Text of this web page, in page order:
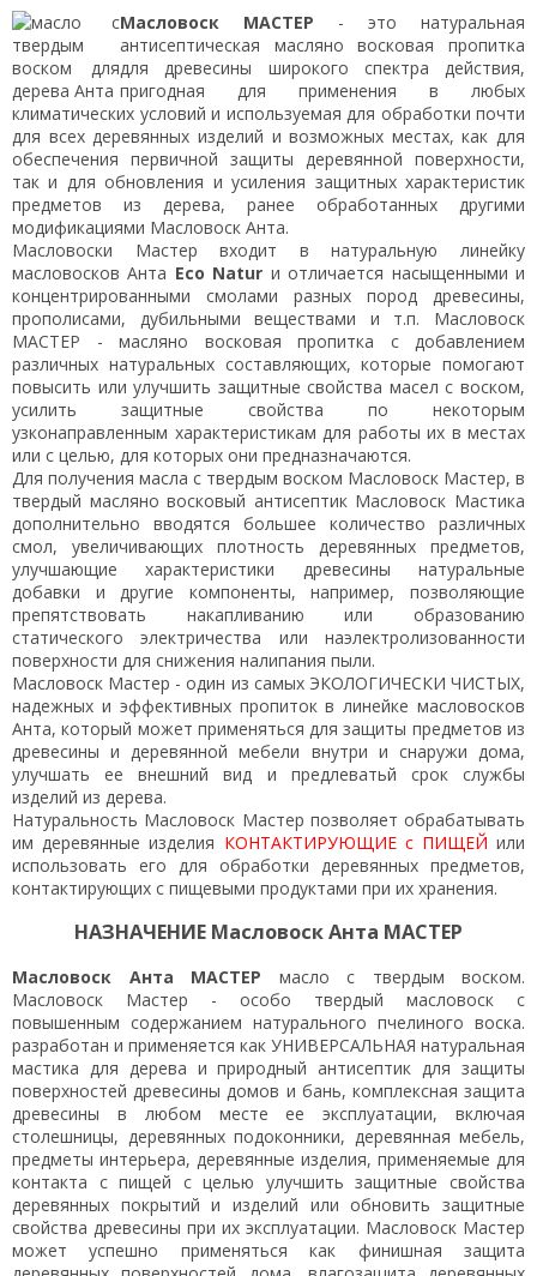
Масловоск МАСТЕР - это натуральная
антисептическая масляно восковая пропитка
для древесины широкого спектра действия,
пригодная для применения в любых
климатических условий и используемая для обработки почти
для всех деревянных изделий и возможных местах, как для
обеспечения первичной защиты деревянной поверхности,
так и для обновления и усиления защитных характеристик
предметов из дерева, ранее обработанных другими
модификациями Масловоск Анта.
Масловоски Мастер входит в натуральную линейку
масловосков Анта Eco Natur и отличается насыщенными и
концентрированными смолами разных пород древесины,
прополисами, дубильными веществами и т.п. Масловоск
МАСТЕР - масляно восковая пропитка с добавлением
различных натуральных составляющих, которые помогают
повысить или улучшить защитные свойства масел с воском,
усилить защитные свойства по некоторым
узконаправленным характеристикам для работы их в местах
или с целью, для которых они предназначаются.
Для получения масла с твердым воском Масловоск Мастер, в
твердый масляно восковый антисептик Масловоск Мастика
дополнительно вводятся большее количество различных
смол, увеличивающих плотность деревянных предметов,
улучшающие характеристики древесины натуральные
добавки и другие компоненты, например, позволяющие
препятствовать накапливанию или образованию
статического электричества или наэлектролизованности
поверхности для снижения налипания пыли.
Масловоск Мастер - один из самых ЭКОЛОГИЧЕСКИ ЧИСТЫХ,
надежных и эффективных пропиток в линейке масловосков
Анта, который может применяться для защиты предметов из
древесины и деревянной мебели внутри и снаружи дома,
улучшать ее внешний вид и предлеватьй срок службы
изделий из дерева.
Натуральность Масловоск Мастер позволяет обрабатывать
им деревянные изделия КОНТАКТИРУЮЩИЕ с ПИЩЕЙ или
использовать его для обработки деревянных предметов,
контактирующих с пищевыми продуктами при их хранения.
НАЗНАЧЕНИЕ Масловоск Анта МАСТЕР
Масловоск Анта МАСТЕР масло с твердым воском.
Масловоск Мастер - особо твердый масловоск с
повышенным содержанием натурального пчелиного воска.
разработан и применяется как УНИВЕРСАЛЬНАЯ натуральная
мастика для дерева и природный антисептик для защиты
поверхностей древесины домов и бань, комплексная защита
древесины в любом месте ее эксплуатации, включая
столешницы, деревянных подоконники, деревянная мебель,
предметы интерьера, деревянные изделия, применяемые для
контакта с пищей с целью улучшить защитные свойства
деревянных покрытий и изделий или обновить защитные
свойства древесины при их эксплуатации. Масловоск Мастер
может успешно применяться как финишная защита